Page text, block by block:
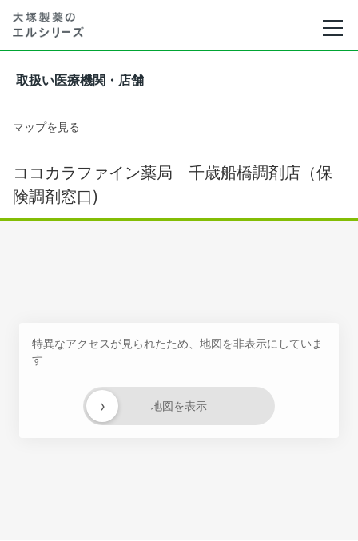
取扱い医療機関・店舗
マップを見る
ココカラファイン薬局 千歳船橋調剤店（保
険調剤窓口)
特異なアクセスが見られたため、地図を非表示にしていま
す
地図を表示
›